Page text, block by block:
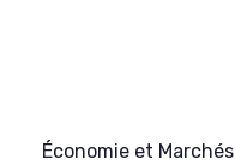
Économie et Marchés